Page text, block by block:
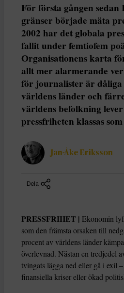
För första gången
gränser började mäta
2002 har det globala
fallit under femtiofem
Organisationens karta
allt mer alarmerande
för journalister är dåliga
världens länder och
världens befolkning
pressfriheten klassas
Jan-Åke Eriksson
Dela
PRESSFRIHET | Ekonomin
som den främsta orsaken till
procent av världens länder
överlevnad. Nästan en tredjedel
tvingats lägga ned eller gå i exil
finansiella kriser eller ökad